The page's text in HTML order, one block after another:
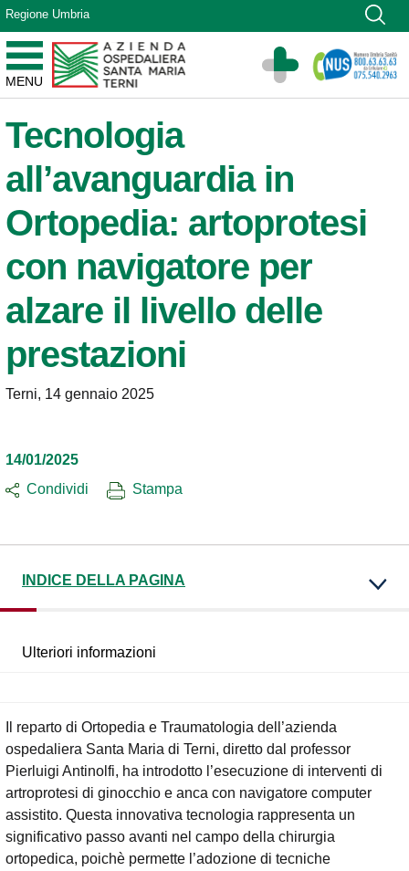
Vai ai contenuti
Vai al menu di navigazione
Vai al footer
Regione Umbria
MENU
Azienda Ospedaliera Santa Maria di Terni
Sito Istituzionale
Tecnologia
all’avanguardia in
Ortopedia: artoprotesi
con navigatore per
alzare il livello delle
prestazioni
Terni, 14 gennaio 2025
14/01/2025
Condividi
Stampa
INDICE DELLA PAGINA
Ulteriori informazioni
Il reparto di Ortopedia e Traumatologia dell’azienda
ospedaliera Santa Maria di Terni, diretto dal professor
Pierluigi Antinolfi, ha introdotto l’esecuzione di interventi di
artroprotesi di ginocchio e anca con navigatore computer
assistito. Questa innovativa tecnologia rappresenta un
significativo passo avanti nel campo della chirurgia
ortopedica, poichè permette l’adozione di tecniche